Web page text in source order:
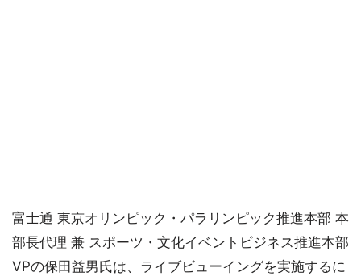
富士通 東京オリンピック・パラリンピック推進本部 本
部長代理 兼 スポーツ・文化イベントビジネス推進本部
VPの保田益男氏は、ライブビューイングを実施するに